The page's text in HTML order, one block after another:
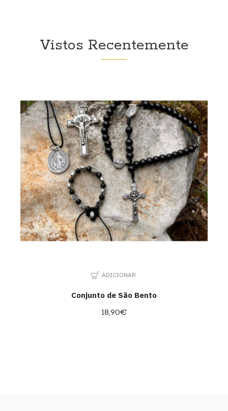
Vistos Recentemente
Conjunto de São Bento
18,90€
ADICIONAR